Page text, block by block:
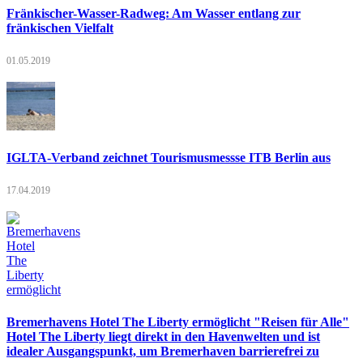
Fränkischer-Wasser-Radweg: Am Wasser entlang zur
fränkischen Vielfalt
01.05.2019
IGLTA-Verband zeichnet Tourismusmessse ITB Berlin aus
17.04.2019
Bremerhavens Hotel The Liberty ermöglicht "Reisen für Alle"
Hotel The Liberty liegt direkt in den Havenwelten und ist
idealer Ausgangspunkt, um Bremerhaven barrierefrei zu